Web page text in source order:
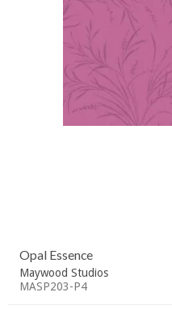
Opal Essence
Maywood Studios
MASP203-P4